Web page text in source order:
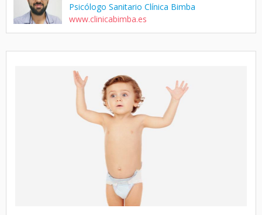
Psicólogo Sanitario Clínica Bimba
www.clinicabimba.es